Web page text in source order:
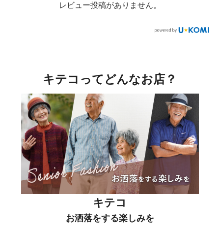
レビュー投稿がありません。
キテコってどんなお店？
キテコ
お洒落をする楽しみを